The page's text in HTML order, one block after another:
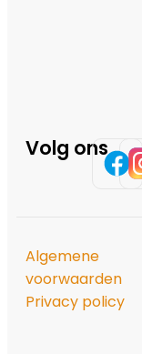
Volg ons
Algemene
voorwaarden
Privacy policy